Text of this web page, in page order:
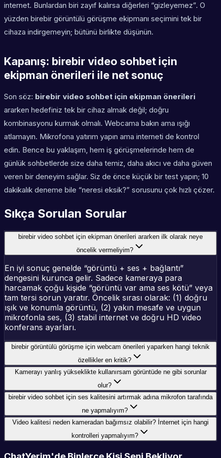
internet. Bunlardan biri zayıf kalırsa diğerleri “gizleyemez”. O
yüzden birebir görüntülü görüşme ekipmanı seçimini tek bir
cihaza indirgemeyin; bütünü birlikte düşünün.
Kapanış: birebir video sohbet için
ekipman önerileri ile net sonuç
Son söz: birebir video sohbet için ekipman önerileri
ararken hedefiniz tek bir cihaz almak değil; doğru
kombinasyonu kurmak olmalı. Webcama bakın ama ışığı
atlamayın. Mikrofona yatırım yapın ama interneti de kontrol
edin. Bence bu yaklaşım, hem iş görüşmelerinde hem de
günlük sohbetlerde size daha temiz, daha akıcı ve daha güven
veren bir deneyim sağlar. Siz de önce küçük bir test yapın; 10
dakikalık deneme bile “neresi eksik?” sorusunu çok hızlı çözer.
Sıkça Sorulan Sorular
birebir video sohbet için ekipman önerileri ararken ilk olarak neye
öncelik vermeliyim?
En iyi sonuç genelde “görüntü + ses + bağlantı”
dengesini kurunca gelir. Sadece kameraya para
harcamak çoğu kişide “görüntü var ama ses kötü” veya
tam tersi sorun yaratır. Öncelik sırası olarak: (1) doğru
ışık ve konumla görüntü, (2) yakın mesafe ve uygun
mikrofonla ses, (3) stabil internet ve doğru HD video
konferans ayarları.
birebir görüntülü görüşme için webcam önerileri yaparken hangi teknik
özellikler en kritik?
Kamerayı yanlış yükseklikte kullanırsam görüntüde ne gibi sorunlar
olur?
birebir video sohbet için ses kalitesini artırmak adına mikrofon tarafında
ne yapmalıyım?
Video kalitesi neden kameradan bağımsız olabilir? İnternet için hangi
kontrolleri yapmalıyım?